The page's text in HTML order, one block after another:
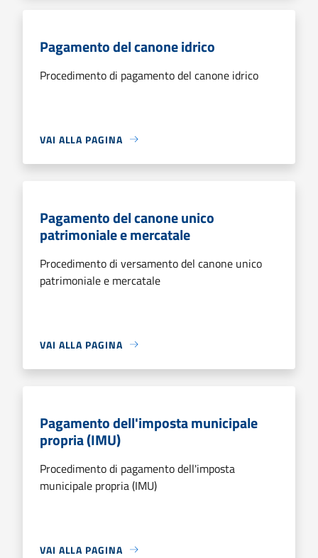
Pagamento del canone idrico
Procedimento di pagamento del canone idrico
VAI ALLA PAGINA
Pagamento del canone unico
patrimoniale e mercatale
Procedimento di versamento del canone unico
patrimoniale e mercatale
VAI ALLA PAGINA
Pagamento dell'imposta municipale
propria (IMU)
Procedimento di pagamento dell'imposta
municipale propria (IMU)
VAI ALLA PAGINA